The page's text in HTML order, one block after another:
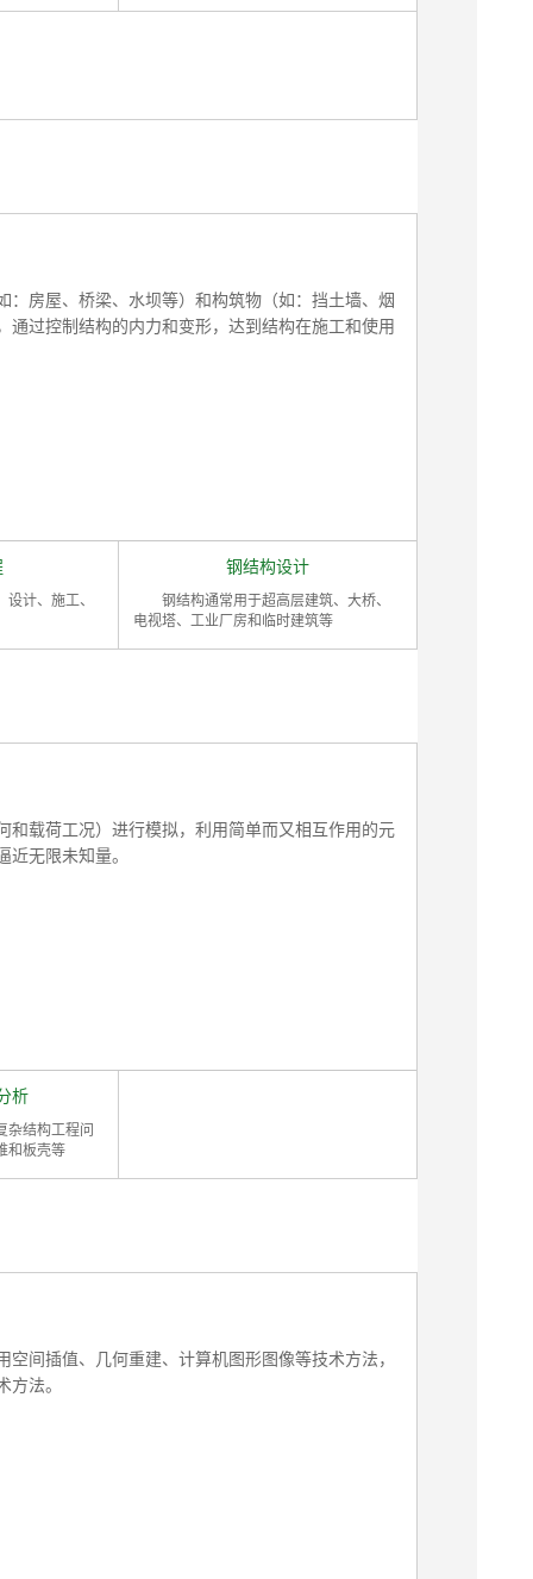
房屋、桥梁、水坝等）和构筑物（如：挡土墙、烟
过控制结构的内力和变形，达到结构在施工和使用
计、施工、
钢结构设计
钢结构通常用于超高层建筑、大桥、
电视塔、工业厂房和临时建筑等
和载荷工况）进行模拟，利用简单而又相互作用的元
无限未知量。
析
杂结构工程问
和板壳等
间插值、几何重建、计算机图形图像等技术方法，
法。